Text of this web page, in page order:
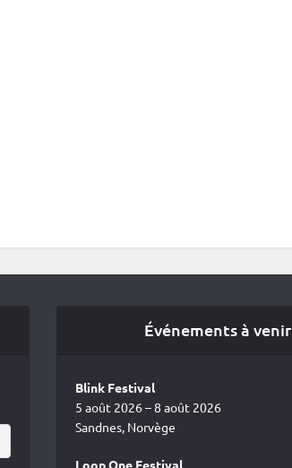
Événements à venir
Blink Festival
5 août 2026 – 8 août 2026
Sandnes, Norvège
Loop One Festival